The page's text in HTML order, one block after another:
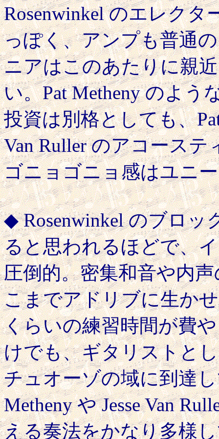
Rosenwinkel のエレク
っぽく、アンプも普通
ニアはこのあたりに親
い。Pat Metheny のよう
投資は別格としても、
Van Ruller のアコース
ゴニョゴニョ感はユニ
◆ Rosenwinkel のブロッ
ると思われるほどで、
圧倒的。密集和音や内
こまでアドリブに生か
くらいの練習時間が費
けでも、ギタリストと
チュオーゾの域に到達
Metheny や Jesse Van
える奏法をかなり多様